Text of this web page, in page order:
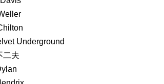
Underground
二夫